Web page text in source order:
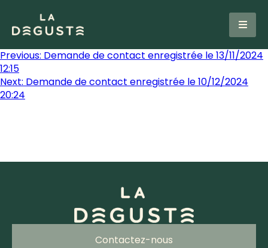
Previous: Demande de contact enregistrée le 13/11/2024
12:15
Next: Demande de contact enregistrée le 10/12/2024
20:24
Contactez-nous